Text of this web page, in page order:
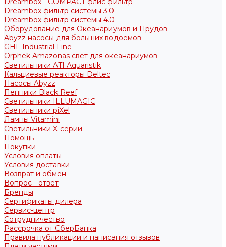
Dreambox фильтр системы 3.0
Dreambox фильтр системы 4.0
Оборудование для Океанариумов и Прудов
Abyzz насосы для больших водоемов
GHL Industrial Line
Orphek Amazonas свет для океанариумов
Светильники ATI Aquaristik
Кальциевые реакторы Deltec
Насосы Abyzz
Пенники Black Reef
Светильники ILLUMAGIC
Светильники piXel
Лампы Vitamini
Светильники X-серии
Помощь
Покупки
Условия оплаты
Условия доставки
Возврат и обмен
Вопрос - ответ
Бренды
Сертификаты дилера
Сервис-центр
Сотрудничество
Рассрочка от СберБанка
Правила публикации и написания отзывов